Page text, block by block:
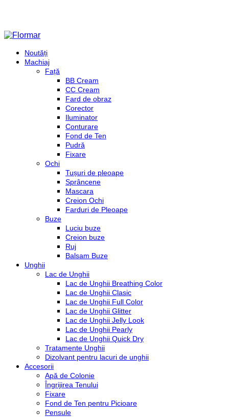
Noutăți
Machiaj
Față
BB Cream
CC Cream
Fard de obraz
Corector
Iluminator
Conturare
Fond de Ten
Pudră
Fixare
Ochi
Tușuri de pleoape
Sprâncene
Mascara
Creion Ochi
Farduri de Pleoape
Buze
Luciu buze
Creion buze
Ruj
Balsam Buze
Unghii
Lac de Unghii
Lac de Unghii Breathing Color
Lac de Unghii Clasic
Lac de Unghii Full Color
Lac de Unghii Glitter
Lac de Unghii Jelly Look
Lac de Unghii Pearly
Lac de Unghii Quick Dry
Tratamente Unghii
Dizolvant pentru lacuri de unghii
Accesorii
Apă de Colonie
Îngrijirea Tenului
Fixare
Fond de Ten pentru Picioare
Pensule